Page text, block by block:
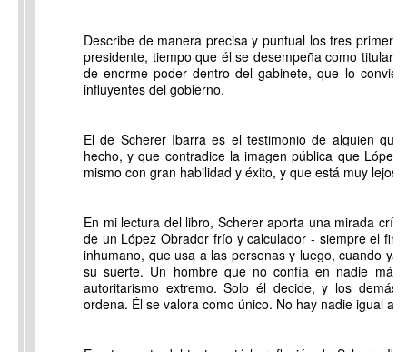
Describe de manera precisa y puntual los tres
presidente, tiempo que él se desempeña como titular
de enorme poder dentro del gabinete, que lo
influyentes del gobierno.
El de Scherer Ibarra es el testimonio de alguien
hecho, y que contradice la imagen pública que
mismo con gran habilidad y éxito, y que está muy lejos
En mi lectura del libro, Scherer aporta una mirada
de un López Obrador frío y calculador - siempre el fin
inhumano, que usa a las personas y luego, cuando
su suerte. Un hombre que no confía en nadie
autoritarismo extremo. Solo él decide, y los
ordena. Él se valora como único. No hay nadie igual a